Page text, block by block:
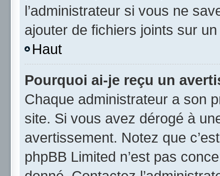
l’administrateur si vous ne
ajouter de fichiers joints sur
Haut
Pourquoi ai-je reçu un
Chaque administrateur a son
site. Si vous avez dérogé à
avertissement. Notez que
phpBB Limited n’est pas